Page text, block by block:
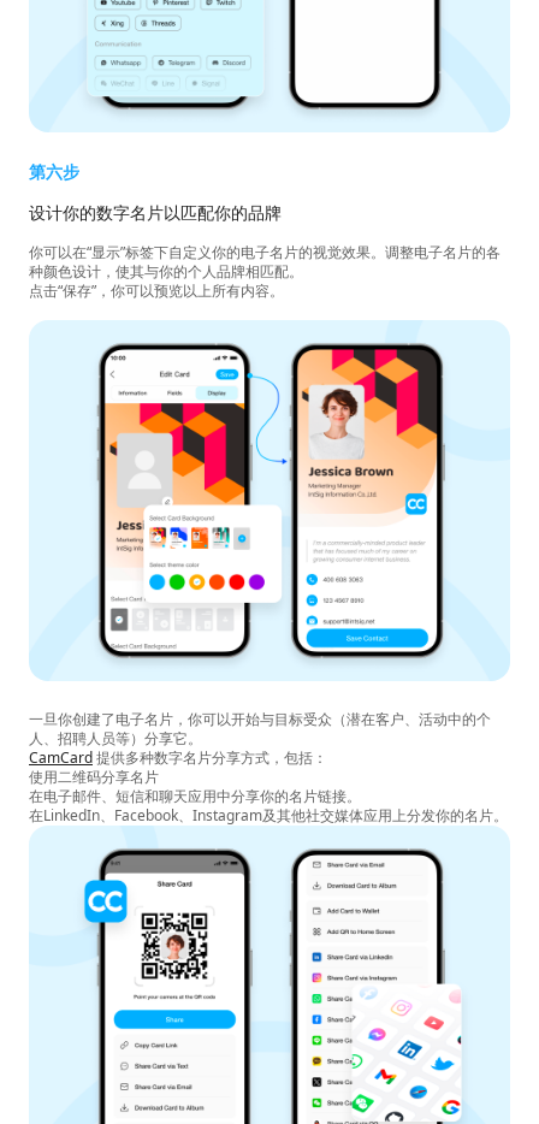
第六步
设计你的数字名片以匹配你的品牌
你可以在“显示”标签下自定义你的电子名片的视觉效果。调整电子名片的各
种颜色设计，使其与你的个人品牌相匹配。
点击“保存”，你可以预览以上所有内容。
一旦你创建了电子名片，你可以开始与目标受众（潜在客户、活动中的个
人、招聘人员等）分享它。
CamCard提供多种数字名片分享方式，包括：
使用二维码分享名片
在电子邮件、短信和聊天应用中分享你的名片链接。
在LinkedIn、Facebook、Instagram及其他社交媒体应用上分发你的名片。